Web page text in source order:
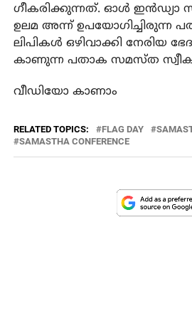
ഗീകരിക്കുന്നത്. ഓൾ ഇൻഡ്യാ
ഉലമ അന്ന് ഉപയോ​ഗിച്ചിരുന്ന
ലിപികൾ ഒഴിവാക്കി നേരിയ
കാണുന്ന പതാക സമസ്ത
വീഡിയോ കാണാം
RELATED TOPICS: FLAG DAY
SAMASTHA CONFERENCE